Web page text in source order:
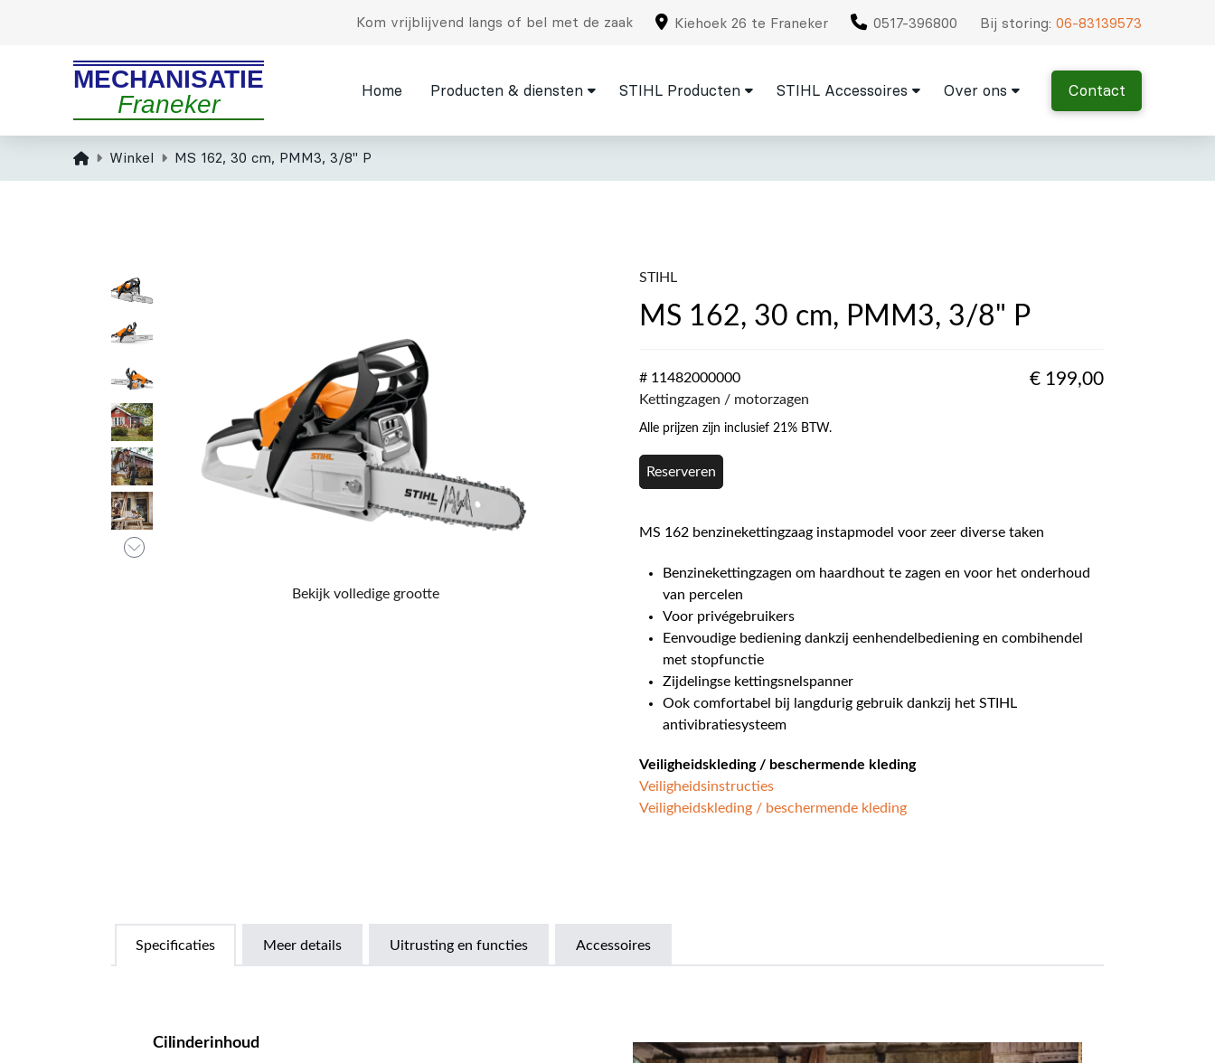
Kom vrijblijvend langs of bel met de zaak Kiehoek 26 te Franeker 0517-396800 Bij storing:06-83139573
MECHANISATIE
Franeker
Home Producten & diensten STIHL Producten STIHL Accessoires Over ons Contact
HomeWinkel MS 162, 30 cm, PMM3, 3/8" P
Bekijk volledige grootte
STIHL
MS 162, 30 cm, PMM3, 3/8" P
# 11482000000
Kettingzagen / motorzagen
€ 199,00
Alle prijzen zijn inclusief 21% BTW.
Reserveren
MS 162 benzinekettingzaag instapmodel voor zeer diverse taken
Benzinekettingzagen om haardhout te zagen en voor het onderhoud
van percelen
Voor privégebruikers
Eenvoudige bediening dankzij eenhendelbediening en combihendel
met stopfunctie
Zijdelingse kettingsnelspanner
Ook comfortabel bij langdurig gebruik dankzij het STIHL
antivibratiesysteem
Veiligheidskleding / beschermende kleding
Veiligheidsinstructies
Veiligheidskleding / beschermende kleding
Specificaties Meer details Uitrusting en functies Accessoires
Cilinderinhoud